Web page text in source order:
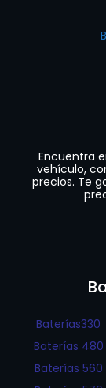
Encuentra
vehículo,
precios. Te
Baterías330
Baterías 480
Baterías 560